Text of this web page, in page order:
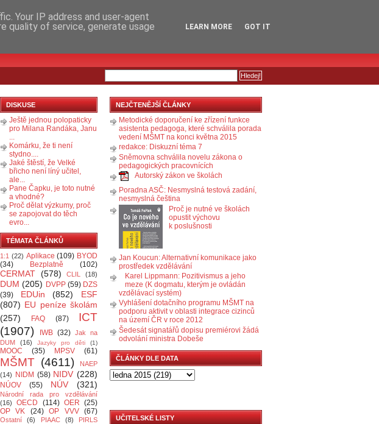
DISKUSE
Ještě jednou polopaticky
pro Milana Randáka, Janu
...
Komárku, že ti není
stydno....
Jaké štěstí, že Velké
břicho není líný učitel,
ale...
Pane Čapku, je toto nutné
a vhodné?
Proč dělat výzkumy, proč
se zapojovat do těch
evro...
TÉMATA ČLÁNKŮ
1:1 (22) Aplikace (109) BYOD
(34)
Bezplatně (102)
CERMAT (578) CLIL (18)
DUM (205) DVPP (59) DZS
(39)
EDUin (852)
ESF
(807) EU peníze školám
(257)
FAQ (87)
ICT
(1907)
IWB (32) Jak na
DUM
(16) Jazyky pro děti (1)
MOOC (35) MPSV (61)
MŠMT (4611)
NAEP
(14)
NIDM (58) NIDV (228)
NÚOV (55) NÚV (321)
Národní rada pro vzdělávání
(16)
OECD (114) OER (25)
OP VK
(24) OP VVV (67)
Ostatní (6) PIAAC (8)
PIRLS
NEJČTENĚJŠÍ ČLÁNKY
Metodické doporučení ke zřízení funkce
asistenta pedagoga, které schválila porada
vedení MŠMT na konci května 2015
redakce: Diskuzní téma 7
Sněmovna schválila novelu zákona o
pedagogických pracovnících
Autorský zákon ve školách
Poradna ASČ: Nesmyslná testová zadání,
nesmyslná čeština
Proč je nutné ve školách
opustit výchovu
k poslušnosti
Jan Koucun: Alternativní komunikace jako
prostředek vzdělávání
Karel Lippmann: Pozitivismus a jeho
meze (K dogmatu, kterým je ovládán
vzdělávací systém)
Vyhlášení dotačního programu MŠMT na
podporu aktivit v oblasti integrace cizinců
na území ČR v roce 2012
Šedesát signatářů dopisu premiérovi žádá
odvolání ministra Dobeše
ČLÁNKY DLE DATA
UČITELSKÉ LISTY
Your IP address and user-agent
quality of service, generate usage
LEARN MORE GOT IT